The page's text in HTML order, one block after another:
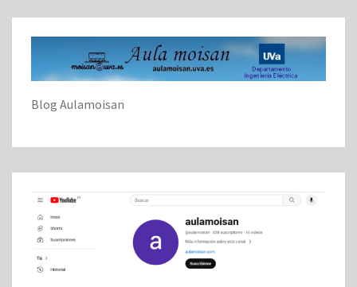
Blog Aulamoisan